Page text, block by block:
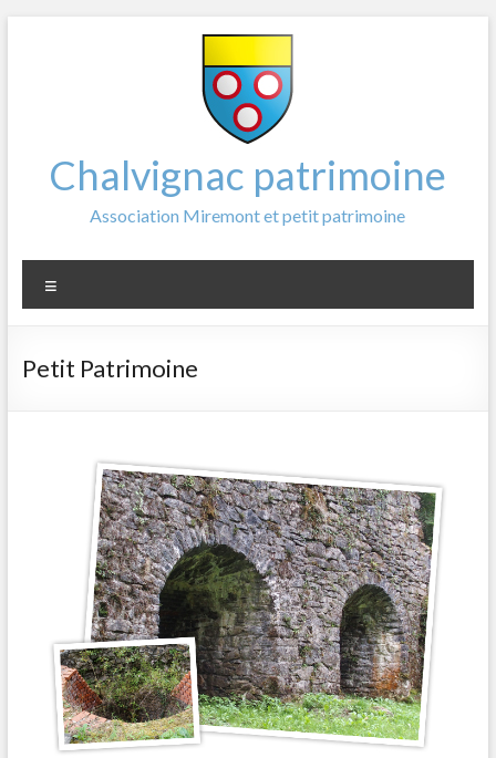
Chalvignac patrimoine
Association Miremont et petit patrimoine
Petit Patrimoine